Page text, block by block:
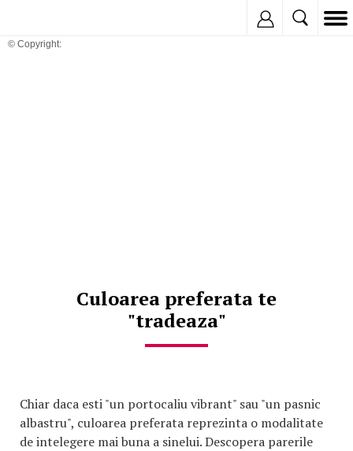
© Copyright:
Culoarea preferata te
"tradeaza"
Chiar daca esti "un portocaliu vibrant" sau "un pasnic
albastru", culoarea preferata reprezinta o modalitate
de intelegere mai buna a sinelui. Descopera parerile